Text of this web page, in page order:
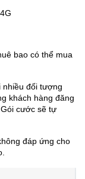
bao có thể mua
đối tượng
khách hàng đăng
cước sẽ tự
đáp ứng cho